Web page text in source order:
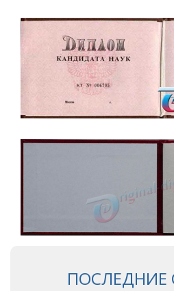
ПОСЛЕДНИЕ